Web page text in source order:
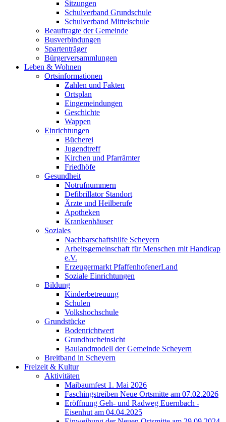
Sitzungen
Schulverband Grundschule
Schulverband Mittelschule
Beauftragte der Gemeinde
Busverbindungen
Spartenträger
Bürgerversammlungen
Leben & Wohnen
Ortsinformationen
Zahlen und Fakten
Ortsplan
Eingemeindungen
Geschichte
Wappen
Einrichtungen
Bücherei
Jugendtreff
Kirchen und Pfarrämter
Friedhöfe
Gesundheit
Notrufnummern
Defibrillator Standort
Ärzte und Heilberufe
Apotheken
Krankenhäuser
Soziales
Nachbarschaftshilfe Scheyern
Arbeitsgemeinschaft für Menschen mit Handicap
e.V.
Erzeugermarkt PfaffenhofenerLand
Soziale Einrichtungen
Bildung
Kinderbetreuung
Schulen
Volkshochschule
Grundstücke
Bodenrichtwert
Grundbucheinsicht
Baulandmodell der Gemeinde Scheyern
Breitband in Scheyern
Freizeit & Kultur
Aktivitäten
Maibaumfest 1. Mai 2026
Faschingstreiben Neue Ortsmitte am 07.02.2026
Eröffnung Geh- und Radweg Euernbach -
Eisenhut am 04.04.2025